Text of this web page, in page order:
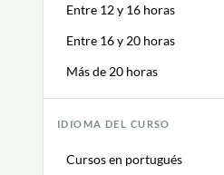
Entre 12 y 16 horas
Entre 16 y 20 horas
Más de 20 horas
IDIOMA DEL CURSO
Cursos en portugués